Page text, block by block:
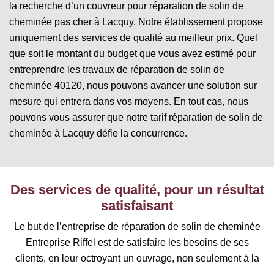
la recherche d’un couvreur pour réparation de solin de
cheminée pas cher à Lacquy. Notre établissement propose
uniquement des services de qualité au meilleur prix. Quel
que soit le montant du budget que vous avez estimé pour
entreprendre les travaux de réparation de solin de
cheminée 40120, nous pouvons avancer une solution sur
mesure qui entrera dans vos moyens. En tout cas, nous
pouvons vous assurer que notre tarif réparation de solin de
cheminée à Lacquy défie la concurrence.
Des services de qualité, pour un résultat
satisfaisant
Le but de l’entreprise de réparation de solin de cheminée
Entreprise Riffel est de satisfaire les besoins de ses
clients, en leur octroyant un ouvrage, non seulement à la